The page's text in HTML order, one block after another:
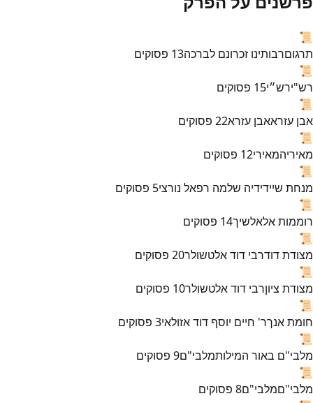
📜
תרגוםרבותינו זכרונם לברכה13 פסוקים
📜
רש"ירש״י15 פסוקים
📜
אבן עזראאבן עזרא22 פסוקים
📜
מאיריהמאירי12 פסוקים
📜
מנחת שיידידיה שלמה רפאל נורצי5 פסוקים
📜
רוממות אלאלשיך14 פסוקים
📜
מצודת דודרבי דוד אלטשולר20 פסוקים
📜
מצודת ציוןרבי דוד אלטשולר10 פסוקים
📜
חומת אנךר' חיים יוסף דוד אזולאי3 פסוקים
📜
מלבי"ם באור המילותמלבי"ם9 פסוקים
📜
מלבי"םמלבי"ם8 פסוקים